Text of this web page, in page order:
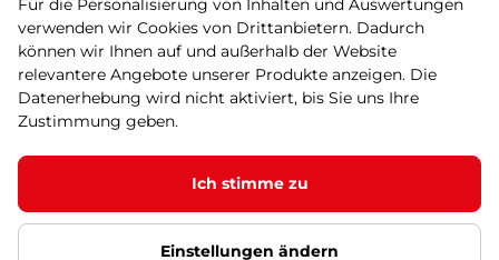
Wiederufsbelehrung mit Link
zum Formular
Batterieentsorgung
Informationen zu Elektro-
und Elektonikgeräten
Widerruf erklären
© 2026 SEVEN SPORT s.r.o Alle Rechte vorbehalten1
Für die Personalisierung von Inhalten und Auswertungen
verwenden wir Cookies von Drittanbietern. Dadurch
können wir Ihnen auf und außerhalb der Website
relevantere Angebote unserer Produkte anzeigen. Die
Datenerhebung wird nicht aktiviert, bis Sie uns Ihre
Zustimmung geben.
Ich stimme zu
Einstellungen ändern